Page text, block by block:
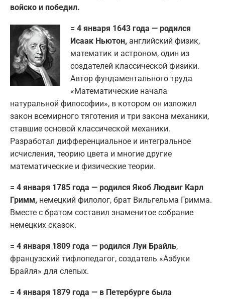
войско и победил.
= 4 января 1643 года — родился
Исаак Ньютон, английский физик,
математик и астроном, один из
создателей классической физики.
Автор фундаментального труда
«Математические начала
натуральной философии», в котором он изложил
закон всемирного тяготения и три закона механики,
ставшие основой классической механики.
Разработал дифференциальное и интегральное
исчисления, теорию цвета и многие другие
математические и физические теории.
= 4 января 1785 года — родился Якоб Людвиг Карл
Гримм, немецкий филолог, брат Вильгельма Гримма.
Вместе с братом составил знаменитое собрание
немецких сказок.
= 4 января 1809 года — родился Луи Брайль,
французский тифлопедагог, создатель «Азбуки
Брайля» для слепых.
= 4 января 1879 года — в Петербурге была